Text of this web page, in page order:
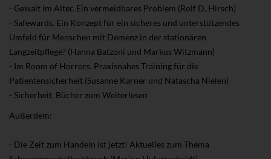
- Gewalt im Alter. Ein vermeidbares Problem (Rolf D. Hirsch)
- Safewards. Ein Konzept für ein sicheres und unterstützendes
Umfeld für Menschen mit Demenz in der stationären
Langzeitpflege? (Hanna Batzoni und Markus Witzmann)
- Im Room of Horrors. Praxisnahes Training für die
Patientensicherheit (Susanne Karner und Natascha Nielen)
- Sicherheit. Bücher zum Weiterlesen
Außerdem:
- Die Zeit zum Handeln ist jetzt! Aktuelles zum Thema